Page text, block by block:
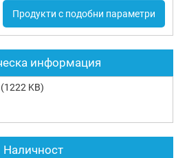
Продукти с подобни параметри
информация
(1222 KB)
Наличност